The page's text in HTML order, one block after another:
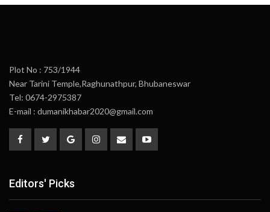
Plot No : 753/1944
Near Tarini Temple,Raghunathpur, Bhubaneswar
Tel: 0674-2975387
E-mail : dumanikhabar2020@gmail.com
Editors' Picks